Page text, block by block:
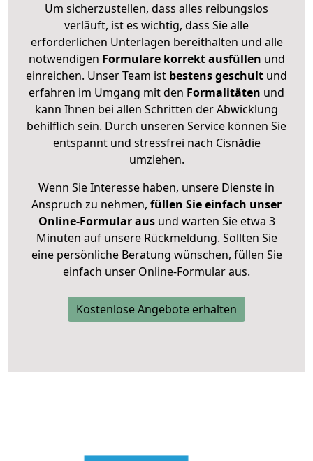
Um sicherzustellen, dass alles reibungslos
verläuft, ist es wichtig, dass Sie alle
erforderlichen Unterlagen bereithalten und alle
notwendigen Formulare korrekt ausfüllen und
einreichen. Unser Team ist bestens geschult und
erfahren im Umgang mit den Formalitäten und
kann Ihnen bei allen Schritten der Abwicklung
behilflich sein. Durch unseren Service können Sie
entspannt und stressfrei nach Cisnădie
umziehen.
Wenn Sie Interesse haben, unsere Dienste in
Anspruch zu nehmen, füllen Sie einfach unser
Online-Formular ausund warten Sie etwa 3
Minuten auf unsere Rückmeldung. Sollten Sie
eine persönliche Beratung wünschen, füllen Sie
einfach unser Online-Formular aus.
Kostenlose Angebote erhalten